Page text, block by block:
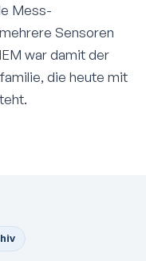
Mess­
Sensoren
war damit der
die heute mit